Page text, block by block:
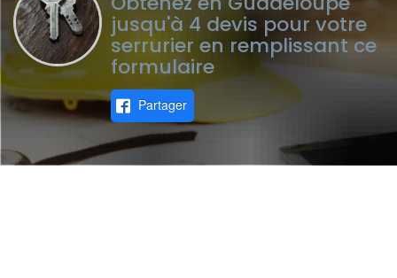
jusqu'à 4 devis pour votre
serrurier en remplissant ce
formulaire
Partager